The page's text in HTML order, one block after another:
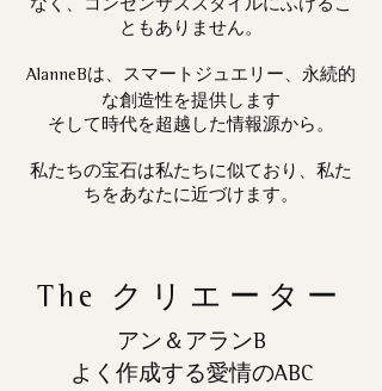
ともありません。
AlanneBは、スマートジュエリー、永続的
な創造性を提供します
そして時代を超越した情報源から。
私たちの宝石は私たちに似ており、私た
ちをあなたに近づけます。
The クリエーター
アン＆アランB
よく作成する愛情のABC